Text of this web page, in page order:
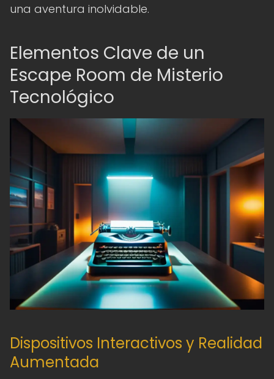
una aventura inolvidable.
Elementos Clave de un
Escape Room de Misterio
Tecnológico
Dispositivos Interactivos y Realidad
Aumentada